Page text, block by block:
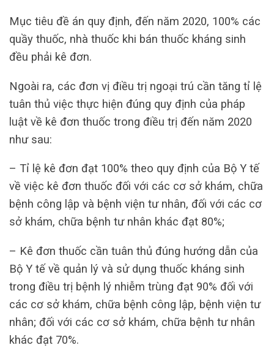
Mục tiêu đề án quy định, đến năm 2020, 100% các
quầy thuốc, nhà thuốc khi bán thuốc kháng sinh
đều phải kê đơn.
Ngoài ra, các đơn vị điều trị ngoại trú cần tăng tỉ lệ
tuân thủ việc thực hiện đúng quy định của pháp
luật về kê đơn thuốc trong điều trị đến năm 2020
như sau:
– Tỉ lệ kê đơn đạt 100% theo quy định của Bộ Y tế
về việc kê đơn thuốc đối với các cơ sở khám, chữa
bệnh công lập và bệnh viện tư nhân, đối với các cơ
sở khám, chữa bệnh tư nhân khác đạt 80%;
– Kê đơn thuốc cần tuân thủ đúng hướng dẫn của
Bộ Y tế về quản lý và sử dụng thuốc kháng sinh
trong điều trị bệnh lý nhiễm trùng đạt 90% đối với
các cơ sở khám, chữa bệnh công lập, bệnh viện tư
nhân; đối với các cơ sở khám, chữa bệnh tư nhân
khác đạt 70%.